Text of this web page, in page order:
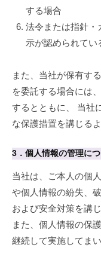
する場合
法令または指針・
示が認められてい
また、当社が保有す
を委託する場合には
するとともに、 当社
な保護措置を講じる
3．個人情報の管理に
当社は、ご本人の個
や個人情報の紛失、
および安全対策を講じ
また、個人情報の保
継続して実施してまい